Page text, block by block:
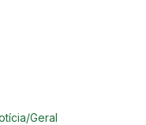
/Geral